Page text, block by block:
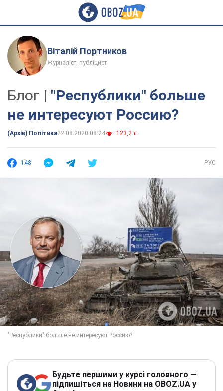
Віталій Портников
Журналіст, публіцист
Блог | "Республики" больше
не интересуют Россию?
(Архів) Політика22.08.2020 08:24 123,2 т.
148 РУС
Будьте першими у курсі головного —
підпишіться на Новини на OBOZ.UA у